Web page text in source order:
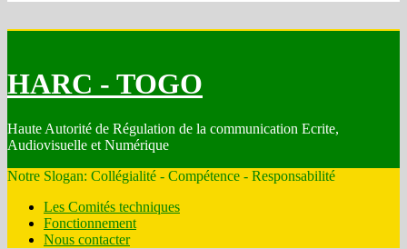
HARC - TOGO
Haute Autorité de Régulation de la communication Ecrite,
Audiovisuelle et Numérique
Notre Slogan: Collégialité - Compétence - Responsabilité
Les Comités techniques
Fonctionnement
Nous contacter